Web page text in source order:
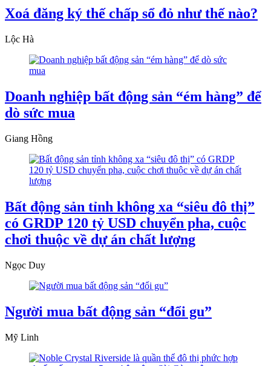
Xoá đăng ký thế chấp sổ đỏ như thế nào?
Lộc Hà
Doanh nghiệp bất động sản “ém hàng” để
dò sức mua
Giang Hồng
Bất động sản tỉnh không xa “siêu đô thị”
có GRDP 120 tỷ USD chuyển pha, cuộc
chơi thuộc về dự án chất lượng
Ngọc Duy
Người mua bất động sản “đổi gu”
Mỹ Linh